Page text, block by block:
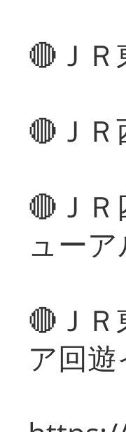
🔴Ｊ
🔴Ｊ
🔴Ｊ
ュー
🔴Ｊ
ア回